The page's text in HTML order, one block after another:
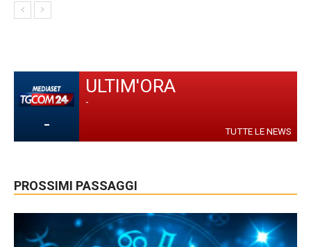
-
ULTIM'ORA
-
TUTTE LE NEWS
PROSSIMI PASSAGGI